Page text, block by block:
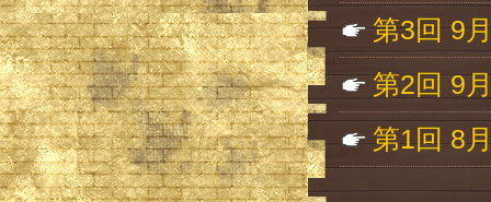
第3回 9
第2回 9
第1回 8